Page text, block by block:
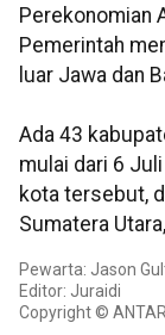
Perekonomian
Pemerintah
luar Jawa dan
Ada 43
mulai dari 6
kota tersebut,
Sumatera
Pewarta: Jason
Editor: Juraidi
Copyright ©